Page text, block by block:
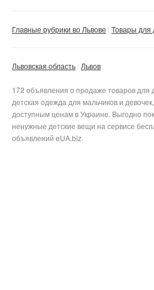
Главные рубрики во Львове Товары для
Львовская область Львов
172 объявления о продаже товаров для
детская одежда для мальчиков и
доступным ценам в Украине. Выгодно
ненужные детские вещи на сервисе
объявлений eUA.biz.